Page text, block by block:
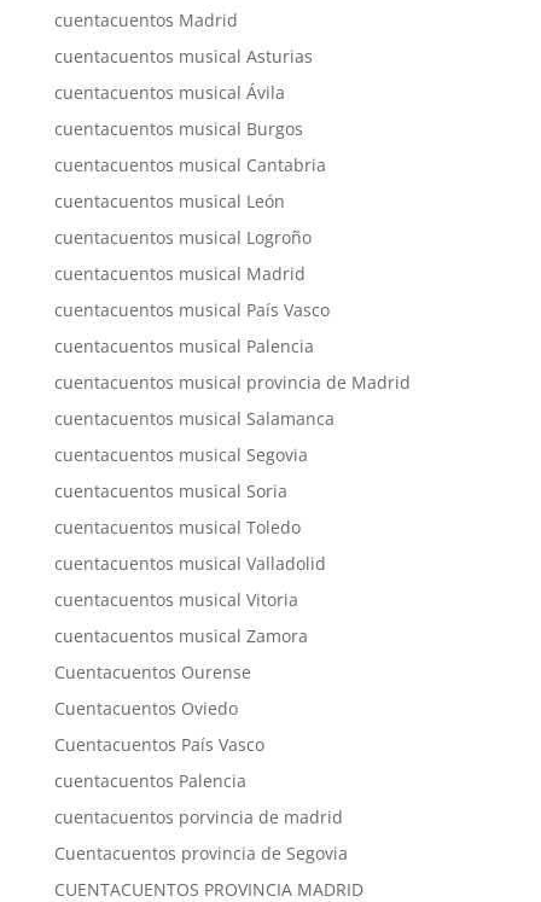
cuentacuentos Madrid
cuentacuentos musical Asturias
cuentacuentos musical Ávila
cuentacuentos musical Burgos
cuentacuentos musical Cantabria
cuentacuentos musical León
cuentacuentos musical Logroño
cuentacuentos musical Madrid
cuentacuentos musical País Vasco
cuentacuentos musical Palencia
cuentacuentos musical provincia de Madrid
cuentacuentos musical Salamanca
cuentacuentos musical Segovia
cuentacuentos musical Soria
cuentacuentos musical Toledo
cuentacuentos musical Valladolid
cuentacuentos musical Vitoria
cuentacuentos musical Zamora
Cuentacuentos Ourense
Cuentacuentos Oviedo
Cuentacuentos País Vasco
cuentacuentos Palencia
cuentacuentos porvincia de madrid
Cuentacuentos provincia de Segovia
CUENTACUENTOS PROVINCIA MADRID